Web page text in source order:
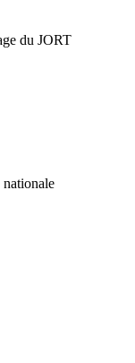
du JORT